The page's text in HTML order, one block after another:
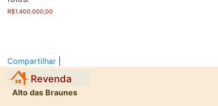
R$1.400.000,00
Compartilhar
Revenda
Alto das Braunes